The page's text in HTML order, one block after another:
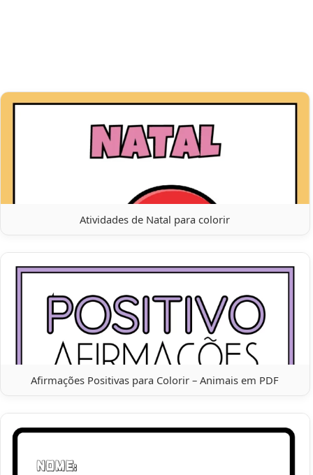
Atividades de Natal para colorir
Afirmações Positivas para Colorir – Animais em PDF